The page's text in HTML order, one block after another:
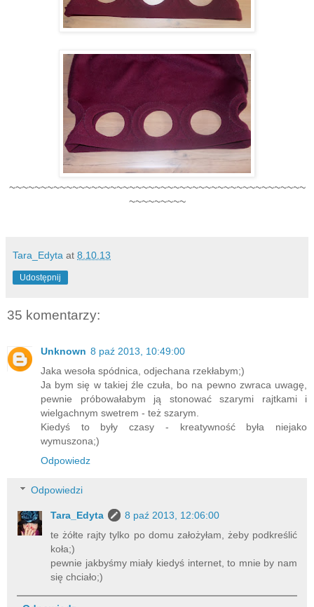
~~~~~~~~~~~~~~~~~~~~~~~~~~~~~~~~~~~~~~~~~~~~~~~
~~~~~~~~~
Tara_Edyta at 8.10.13
Udostępnij
35 komentarzy:
Unknown 8 paź 2013, 10:49:00
Jaka wesoła spódnica, odjechana rzekłabym;)
Ja bym się w takiej źle czuła, bo na pewno zwraca uwagę,
pewnie próbowałabym ją stonować szarymi rajtkami i
wielgachnym swetrem - też szarym.
Kiedyś to były czasy - kreatywność była niejako
wymuszona;)
Odpowiedz
Odpowiedzi
Tara_Edyta
8 paź 2013, 12:06:00
te żółte rajty tylko po domu założyłam, żeby podkreślić
koła;)
pewnie jakbyśmy miały kiedyś internet, to mnie by nam
się chciało;)